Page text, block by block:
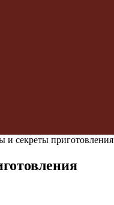
и секреты приготовления